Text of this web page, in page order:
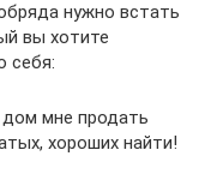
нужно встать
вы хотите
себя:
мне продать
хороших найти!